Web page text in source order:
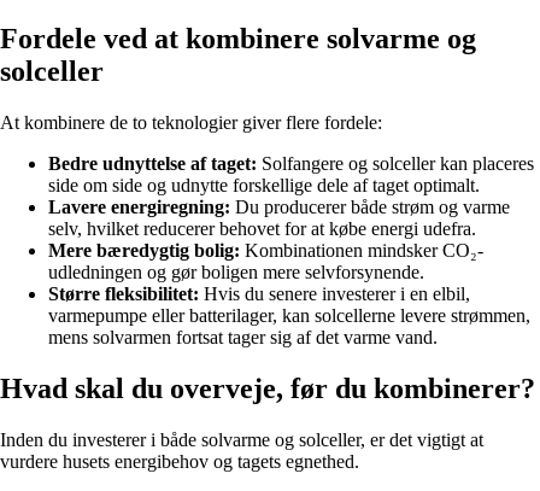
Fordele ved at kombinere solvarme og
solceller
At kombinere de to teknologier giver flere fordele:
Bedre udnyttelse af taget: Solfangere og solceller kan placeres
side om side og udnytte forskellige dele af taget optimalt.
Lavere energiregning: Du producerer både strøm og varme
selv, hvilket reducerer behovet for at købe energi udefra.
Mere bæredygtig bolig: Kombinationen mindsker CO₂-
udledningen og gør boligen mere selvforsynende.
Større fleksibilitet: Hvis du senere investerer i en elbil,
varmepumpe eller batterilager, kan solcellerne levere strømmen,
mens solvarmen fortsat tager sig af det varme vand.
Hvad skal du overveje, før du kombinerer?
Inden du investerer i både solvarme og solceller, er det vigtigt at
vurdere husets energibehov og tagets egnethed.